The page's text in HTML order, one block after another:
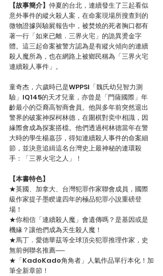
【故事簡介】 仲夏的台北，連續發生了三起看似
意外事件的縱火殺人案，在命案現場所搜查到的
微物證據與驗屍報告中，被焚燒的死者胸口都有
著一行「如來已離．三界火宅」的詭異燙金字
體。這三起命案被警方認為是有縱火傾向的連續
殺人魔所為，也在網路上被鄉民稱為「三界火宅
連續殺人事件」。
童奇杰，六歲時已是WPPSI「魏氏幼兒智力測
驗」IQ145的天才兒童，亦曾是「門薩國際」年
齡最小的亞裔高智商會員。他與多年前突然退出
警界的破案神探柯林德，在圍棋對奕中相識，因
緣際會成為探案搭檔。他們透過柯林德當年在警
大時的學生楊嘉莎，得知連續殺人事件的命案細
節，並決意追緝這名台灣史上最神秘的連環殺
手：「三界火宅之人」！
【本書特色】
★英國、加拿大、台灣犯罪作家聯會成員，國際
級作家提子墨睽違四年的極品犯罪小說重磅登
場！
★你相信「連續殺人魔」會遺傳嗎？是基因或是
機緣？讓他們成為天生殺人魔！
★馬丁．愛德華茲等全球頂尖犯罪推理作家，史
無前例聯名推薦──
★「KadoKado角角者」人氣作品單行本化！加
筆全新章節！